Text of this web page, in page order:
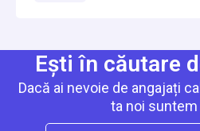
Ești în căutare
Dacă ai nevoie de angajați
ta noi